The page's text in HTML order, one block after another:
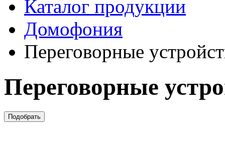
Каталог продукции
Домофония
Переговорные
Переговорные